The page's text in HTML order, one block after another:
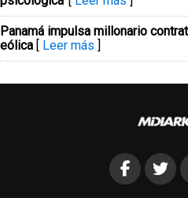
Panamá impulsa millonario
eólica [ Leer más ]